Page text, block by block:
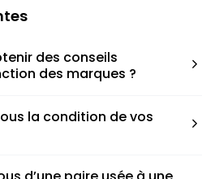
des conseils
des marques ?
que ce soit une taille
correspondant à votre taille
la condition de vos